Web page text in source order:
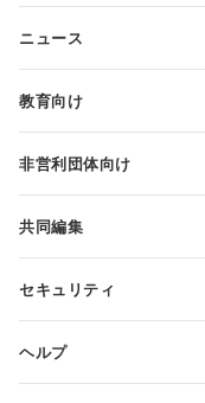
スプレッドシートの変換
PDFの変換
ニュース
教育向け
教育関係者向け
非営利団体向け
無料アカウントをリクエスト
共同編集
翻訳者向け
セキュリティ
ヘルプ